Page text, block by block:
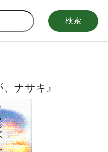
検索
ナサキ』